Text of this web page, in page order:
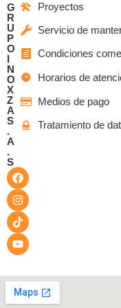
G
R
U
P
O
I
N
O
X
Z
A
S
.
A
.
S
Proyectos
Servicio de
Condiciones
Horarios de
Medios de pago
Tratamiento de